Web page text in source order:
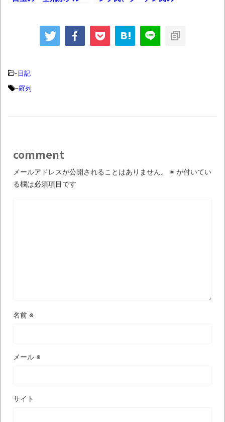
とゼレンスキー氏、ロ
ーマ教皇の葬儀前に協
再開とか 「ニコニコ
超会議2025」コスプ
レ＆コンパニオンフォ
か 日テレ、8月15日
に「火垂るの墓」放送
ル送信とか
-日記
-羅列
comment
メールアドレスが公開されることはありません。 ※ が付いてい
る欄は必須項目です
名前 ※
メール ※
サイト